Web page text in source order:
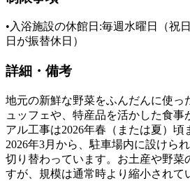
• 入浴施設の休館日:毎週水曜日（祝
日が振替休日）
詳細・備考
地元の新鮮な野菜をふんだんに使っ
ュッフェや、特産品を活かした食事
アル工事は2026年春（または夏）頃
2026年3月から、駐車場内に設けら
切り替わっています。お土産や野菜
すが、規模は通常時より縮小されて